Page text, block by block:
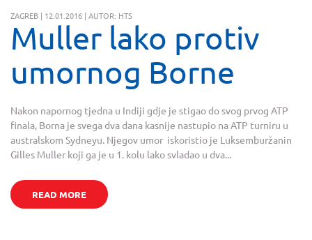
ZAGREB | 12.01.2016 | AUTOR: HTS
Muller lako protiv
umornog Borne
Nakon napornog tjedna u Indiji gdje je stigao do svog prvog ATP
finala, Borna je svega dva dana kasnije nastupio na ATP turniru u
australskom Sydneyu. Njegov umor iskoristio je Luksemburžanin
Gilles Muller koji ga je u 1. kolu lako svladao u dva...
READ MORE